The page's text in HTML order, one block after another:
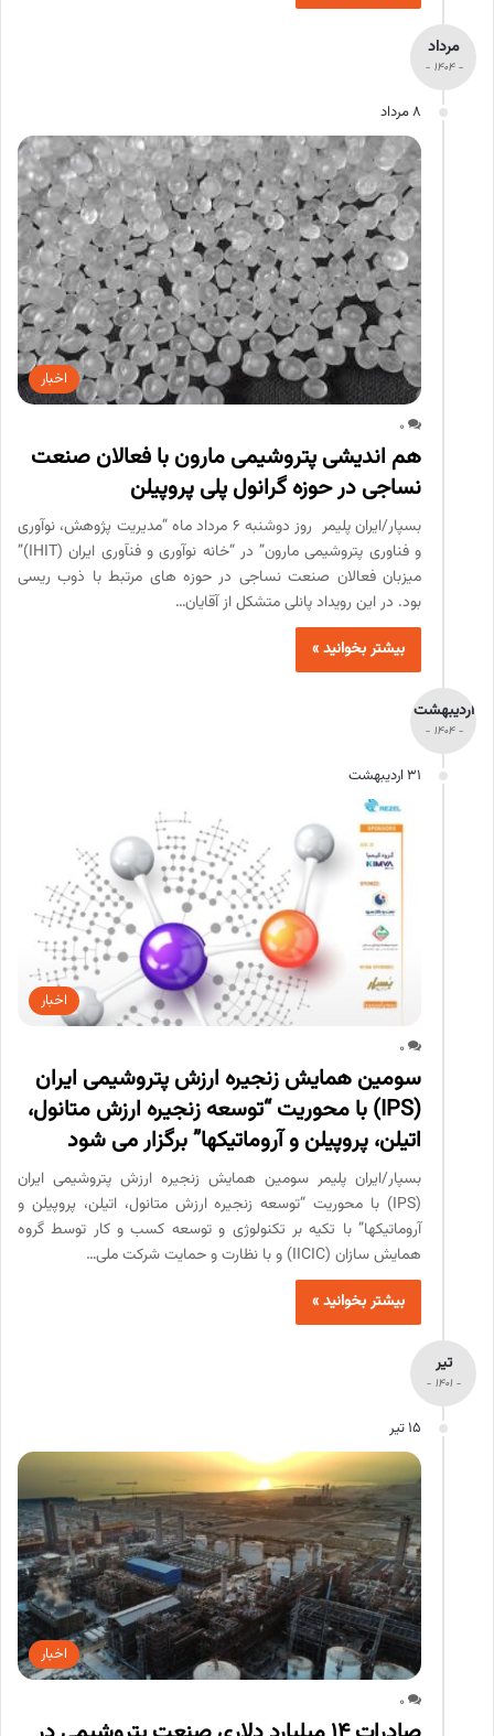
مرداد
- 1404 -
8 مرداد
اخبار
0
هم اندیشی پتروشیمی مارون با فعالان صنعت
نساجی در حوزه گرانول پلی پروپیلن
بسپار/ایران پلیمر روز دوشنبه 6 مرداد ماه “مدیریت پژوهش، نوآوری
و فناوری پتروشیمی مارون” در “خانه نوآوری و فنآوری ایران (IHIT)”
میزبان فعالان صنعت نساجی در حوزه های مرتبط با ذوب ریسی
بود. در این رویداد پانلی متشکل از آقایان…
بیشتر بخوانید »
اردیبهشت
- 1404 -
31 اردیبهشت
اخبار
0
سومین همایش زنجیره ارزش پتروشیمی ایران
(IPS) با محوریت “توسعه زنجیره ارزش متانول،
اتیلن، پروپیلن و آروماتیکها” برگزار می شود
بسپار/ایران پلیمر سومین همایش زنجیره ارزش پتروشیمی ایران
(IPS) با محوریت “توسعه زنجیره ارزش متانول، اتیلن، پروپیلن و
آروماتیکها” با تکیه بر تکنولوژی و توسعه کسب و کار توسط گروه
همایش سازان (IICIC) و با نظارت و حمایت شرکت ملی…
بیشتر بخوانید »
تیر
- 1401 -
15 تیر
اخبار
0